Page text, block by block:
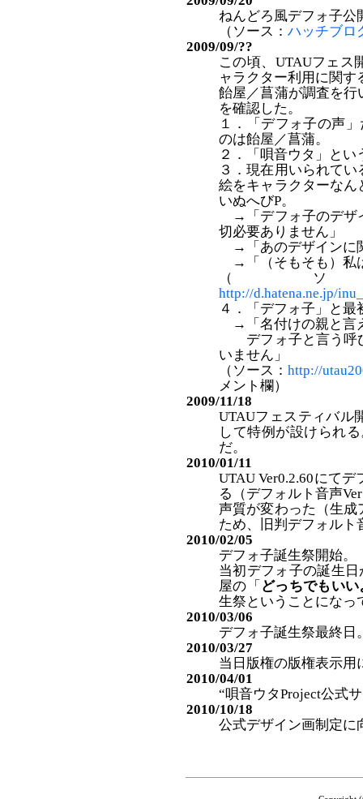
ねんどろ風デフォ子公
（ソース： ハッチブロ
2009/09/??
この頃、UTAUフェス
ャラクター利用に関
飴屋／菖蒲が調査を
を確認した。
１．「デフォ子の声
のは飴屋／菖蒲。
２．「唄音ウタ」と
３．現在用いられて
絵をキャラクターな
いぬへびP。
→「デフォ子のデザ
切必要ありません」
→「あのデザインに
→「（そもそも）私
（
http://d.hatena.ne.jp/
４．「デフォ子」と
→「名付けの親と言
デフォ子と言う呼
いません」
（ソース： http://
メント欄）
2009/11/18
UTAUフェスティバル
して特例が設けられ
だ。
2010/01/11
UTAU Ver0.2.60にて
る（デフォルト音声
声質が変わった（生
ため、旧判デフォルト
2010/02/05
デフォ子誕生祭開始。
当初デフォ子の誕生
屋の「 どっちでもいい
生祭ということになっ
2010/03/06
デフォ子誕生祭最終日
2010/03/27
当日版権の版権表示用
2010/04/01
“唄音ウタProject公式
2010/10/18
公式デザイン画制定に